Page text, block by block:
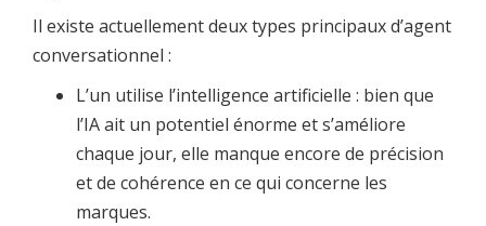
Il existe actuellement deux types principaux d’agent
conversationnel :
L’un utilise l’intelligence artificielle : bien que
l’IA ait un potentiel énorme et s’améliore
chaque jour, elle manque encore de précision
et de cohérence en ce qui concerne les
marques.